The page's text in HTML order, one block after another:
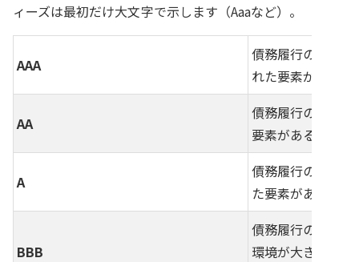
ィーズは最初だけ大文字で示します（Aaaなど）。
AAA
債務履行の確実
れた要素がある。
AA
債務履行の確実
要素がある。
A
債務履行の確実
た要素がある。
BBB
債務履行の確実
環境が大きく変